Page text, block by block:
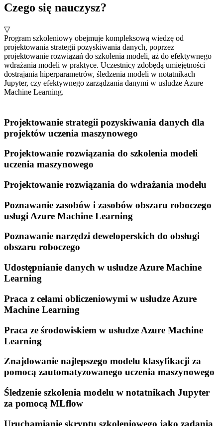
Czego się nauczysz?
▽
Program szkoleniowy obejmuje kompleksową wiedzę od
projektowania strategii pozyskiwania danych, poprzez
projektowanie rozwiązań do szkolenia modeli, aż do efektywnego
wdrażania modeli w praktyce. Uczestnicy zdobędą umiejętności
dostrajania hiperparametrów, śledzenia modeli w notatnikach
Jupyter, czy efektywnego zarządzania danymi w usłudze Azure
Machine Learning.
Projektowanie strategii pozyskiwania danych dla
projektów uczenia maszynowego
Projektowanie rozwiązania do szkolenia modeli
uczenia maszynowego
Projektowanie rozwiązania do wdrażania modelu
Poznawanie zasobów i zasobów obszaru roboczego
usługi Azure Machine Learning
Poznawanie narzędzi deweloperskich do obsługi
obszaru roboczego
Udostępnianie danych w usłudze Azure Machine
Learning
Praca z celami obliczeniowymi w usłudze Azure
Machine Learning
Praca ze środowiskiem w usłudze Azure Machine
Learning
Znajdowanie najlepszego modelu klasyfikacji za
pomocą zautomatyzowanego uczenia maszynowego
Śledzenie szkolenia modelu w notatnikach Jupyter
za pomocą MLflow
Uruchamianie skryptu szkoleniowego jako zadania